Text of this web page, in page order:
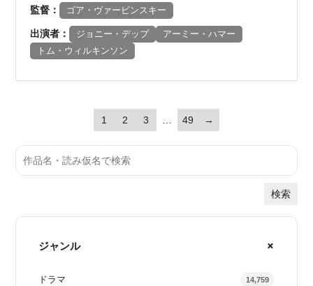
監督： ゴア・ヴァービンスキー
出演者： ジョニー・デップ
アーミー・ハマー
トム・ウィルキンソン
1 2 3 49 →
検索
ジャンル
ドラマ 14,759